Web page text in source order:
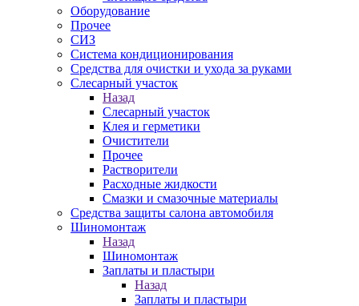
Оборудование
Прочее
СИЗ
Система кондиционирования
Средства для очистки и ухода за руками
Слесарный участок
Назад
Слесарный участок
Клея и герметики
Очистители
Прочее
Растворители
Расходные жидкости
Смазки и смазочные материалы
Средства защиты салона автомобиля
Шиномонтаж
Назад
Шиномонтаж
Заплаты и пластыри
Назад
Заплаты и пластыри